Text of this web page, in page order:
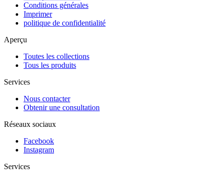
Conditions générales
Imprimer
politique de confidentialité
Aperçu
Toutes les collections
Tous les produits
Services
Nous contacter
Obtenir une consultation
Réseaux sociaux
Facebook
Instagram
Services